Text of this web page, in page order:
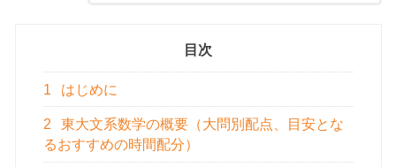
目次
1 はじめに
2
東大文系数学の概要（大問別配点、目安とな
るおすすめの時間配分）